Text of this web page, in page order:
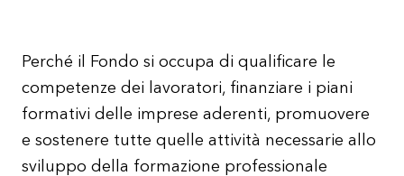
Perché il Fondo si occupa di qualificare le
competenze dei lavoratori, finanziare i piani
formativi delle imprese aderenti, promuovere
e sostenere tutte quelle attività necessarie allo
sviluppo della formazione professionale